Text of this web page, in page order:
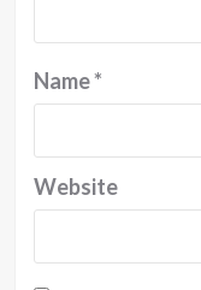
Name*
Website